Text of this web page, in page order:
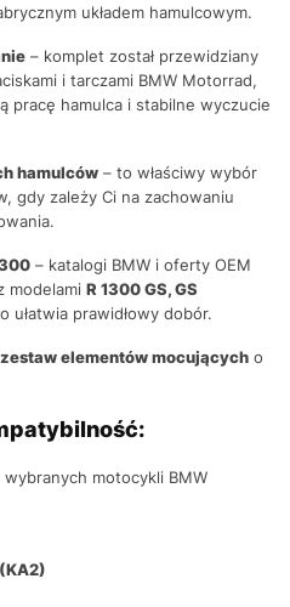
układem hamulcowym.
– komplet został przewidziany
i tarczami BMW Motorrad,
pracę hamulca i stabilne wyczucie
hamulców– to właściwy wybór
gdy zależy Ci na zachowaniu
– katalogi BMW i oferty OEM
modelami R 1300 GS, GS
ułatwia prawidłowy dobór.
elementów mocującycho
wybranych motocykli BMW